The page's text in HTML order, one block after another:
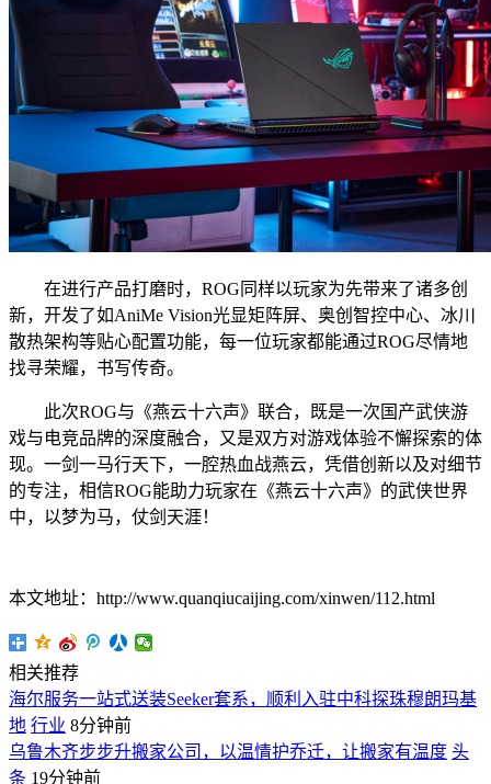
在进行产品打磨时，ROG同样以玩家为先带来了诸多创
新，开发了如AniMe Vision光显矩阵屏、奥创智控中心、冰川
散热架构等贴心配置功能，每一位玩家都能通过ROG尽情地
找寻荣耀，书写传奇。
此次ROG与《燕云十六声》联合，既是一次国产武侠游
戏与电竞品牌的深度融合，又是双方对游戏体验不懈探索的体
现。一剑一马行天下，一腔热血战燕云，凭借创新以及对细节
的专注，相信ROG能助力玩家在《燕云十六声》的武侠世界
中，以梦为马，仗剑天涯！
本文地址：http://www.quanqiucaijing.com/xinwen/112.html
相关推荐
海尔服务一站式送装Seeker套系，顺利入驻中科探珠穆朗玛基
地 行业 8分钟前
乌鲁木齐步步升搬家公司，以温情护乔迁，让搬家有温度 头
条 19分钟前